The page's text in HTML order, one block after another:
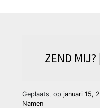
ZEND MIJ?
Geplaatst op januari 15,
Namen